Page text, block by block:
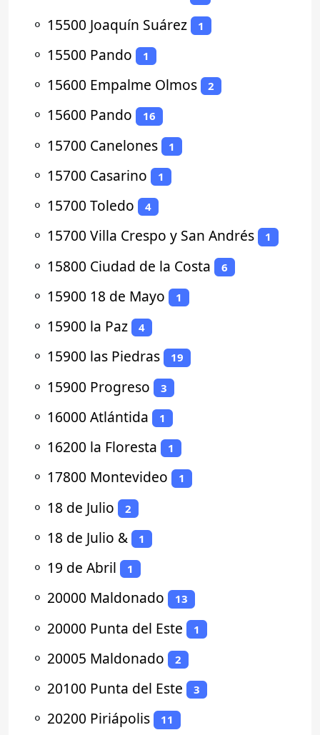
⚬ 15500 Joaquín Suárez 1
⚬ 15500 Pando 1
⚬ 15600 Empalme Olmos 2
⚬ 15600 Pando 16
⚬ 15700 Canelones 1
⚬ 15700 Casarino 1
⚬ 15700 Toledo 4
⚬ 15700 Villa Crespo y San Andrés 1
⚬ 15800 Ciudad de la Costa 6
⚬ 15900 18 de Mayo 1
⚬ 15900 la Paz 4
⚬ 15900 las Piedras 19
⚬ 15900 Progreso 3
⚬ 16000 Atlántida 1
⚬ 16200 la Floresta 1
⚬ 17800 Montevideo 1
⚬ 18 de Julio 2
⚬ 18 de Julio & 1
⚬ 19 de Abril 1
⚬ 20000 Maldonado 13
⚬ 20000 Punta del Este 1
⚬ 20005 Maldonado 2
⚬ 20100 Punta del Este 3
⚬ 20200 Piriápolis 11